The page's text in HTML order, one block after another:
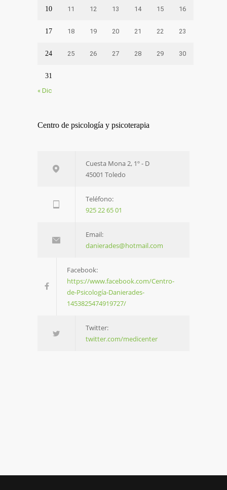
10 11 12 13 14 15 16
17 18 19 20 21 22 23
24 25 26 27 28 29 30
31
« Dic
Centro de psicología y psicoterapia
Cuesta Mona 2, 1º - D
45001 Toledo
Teléfono:
925 22 65 01
Email:
danierades@hotmail.com
Facebook:
https://www.facebook.com/Centro-
de-Psicología-Danierades-
1453825474919727/
Twitter:
twitter.com/medicenter